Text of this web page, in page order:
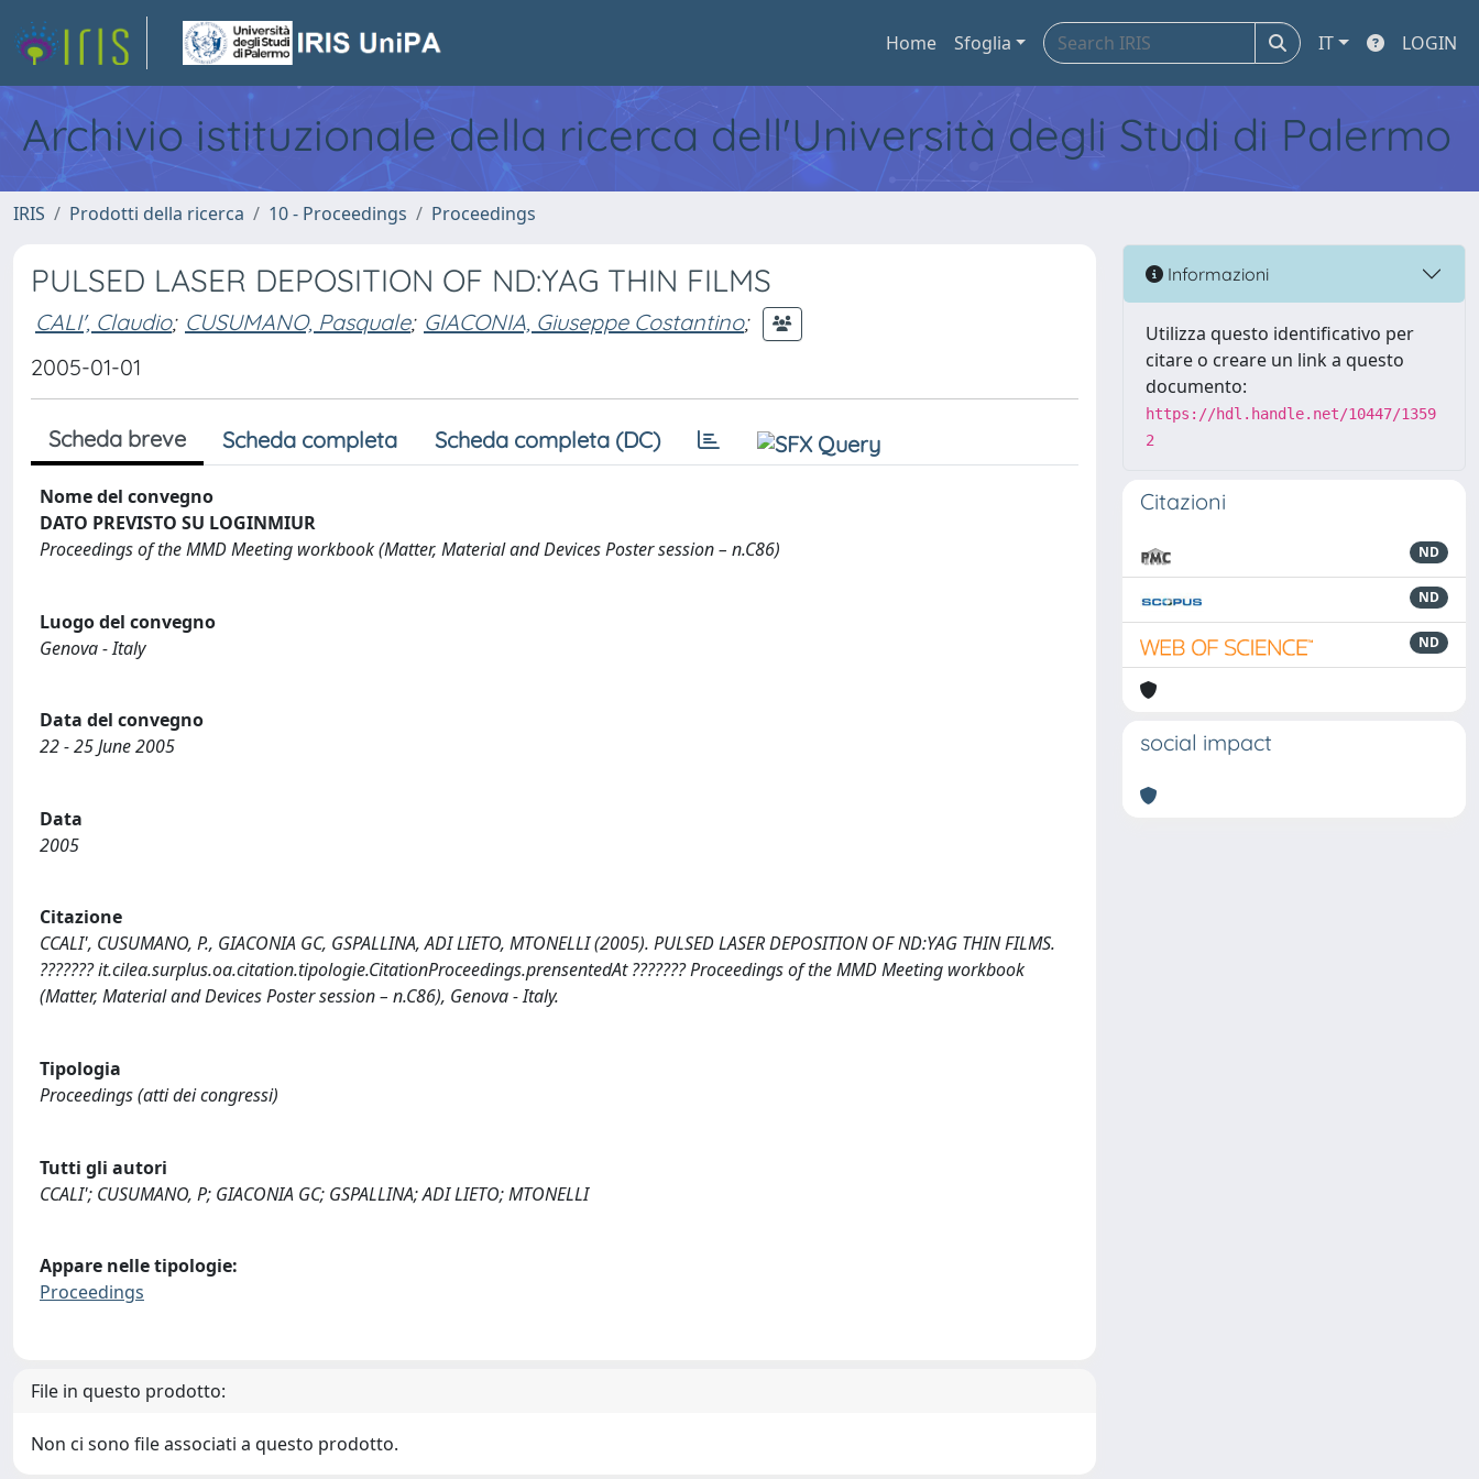
Home Sfoglia IT LOGIN
Archivio istituzionale della ricerca dell'Università degli Studi di Palermo
IRIS Prodotti della ricerca 10 - Proceedings Proceedings
PULSED LASER DEPOSITION OF ND:YAG THIN FILMS
CALI', Claudio; CUSUMANO, Pasquale; GIACONIA, Giuseppe Costantino;
2005-01-01
Scheda breve Scheda completa Scheda completa (DC)
Nome del convegno
DATO PREVISTO SU LOGINMIUR
Proceedings of the MMD Meeting workbook (Matter, Material and Devices Poster session – n.C86)
Luogo del convegno
Genova - Italy
Data del convegno
22 - 25 June 2005
Data
2005
Citazione
CCALI', CUSUMANO, P., GIACONIA GC, GSPALLINA, ADI LIETO, MTONELLI (2005). PULSED LASER DEPOSITION OF ND:YAG THIN FILMS.
??????? it.cilea.surplus.oa.citation.tipologie.CitationProceedings.prensentedAt ??????? Proceedings of the MMD Meeting workbook
(Matter, Material and Devices Poster session – n.C86), Genova - Italy.
Tipologia
Proceedings (atti dei congressi)
Tutti gli autori
CCALI'; CUSUMANO, P; GIACONIA GC; GSPALLINA; ADI LIETO; MTONELLI
Appare nelle tipologie:
Proceedings
File in questo prodotto:
Non ci sono file associati a questo prodotto.
Informazioni
Utilizza questo identificativo per
citare o creare un link a questo
documento:
https://hdl.handle.net/10447/1359
2
Citazioni
ND
ND
ND
social impact